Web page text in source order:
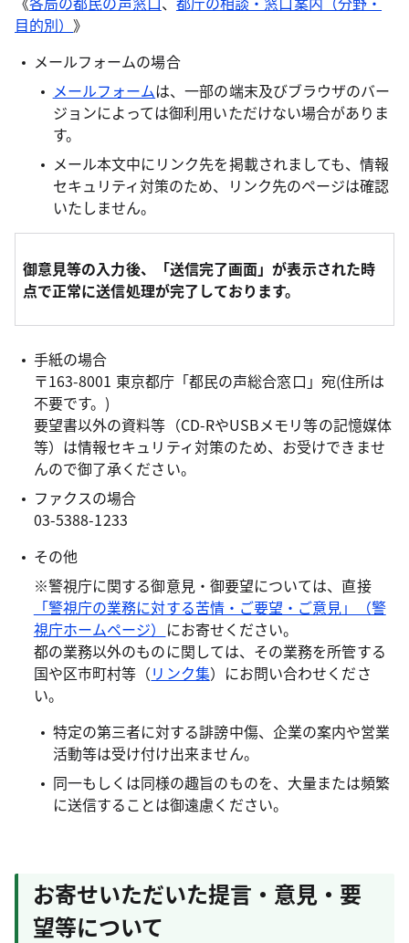
目的別）》
メールフォームの場合
メールフォームは、一部の端末及びブラウザのバー
ジョンによっては御利用いただけない場合がありま
す。
メール本文中にリンク先を掲載されましても、情報
セキュリティ対策のため、リンク先のページは確認
いたしません。
御意見等の入力後、「送信完了画面」が表示された時
点で正常に送信処理が完了しております。
手紙の場合
〒163-8001 東京都庁「都民の声総合窓口」宛(住所は
不要です。)
要望書以外の資料等（CD-RやUSBメモリ等の記憶媒体
等）は情報セキュリティ対策のため、お受けできませ
んので御了承ください。
ファクスの場合
03-5388-1233
その他
※警視庁に関する御意見・御要望については、直接
「警視庁の業務に対する苦情・ご要望・ご意見」（警
視庁ホームページ） にお寄せください。
都の業務以外のものに関しては、その業務を所管する
国や区市町村等（リンク集）にお問い合わせくださ
い。
特定の第三者に対する誹謗中傷、企業の案内や営業
活動等は受け付け出来ません。
同一もしくは同様の趣旨のものを、大量または頻繁
に送信することは御遠慮ください。
お寄せいただいた提言・意見・要
望等について